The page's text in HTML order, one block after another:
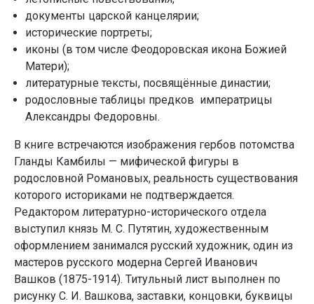
документы царской канцелярии;
исторические портреты;
иконы (в том числе Феодоровская икона Божией
Матери);
литературные тексты, посвящённые династии;
родословные таблицы предков императрицы
Александры Федоровны.
В книге встречаются изображения гербов потомства
Гланды Камбилы — мифической фигуры в
родословной Романовых, реальность существования
которого историками не подтверждается.
Редактором литературно-исторического отдела
выступил князь М. С. Путятин, художественным
оформлением занимался русский художник, один из
мастеров русского модерна Сергей Иванович
Вашков (1875-1914). Титульный лист выполнен по
рисунку С. И. Вашкова, заставки, концовки, буквицы